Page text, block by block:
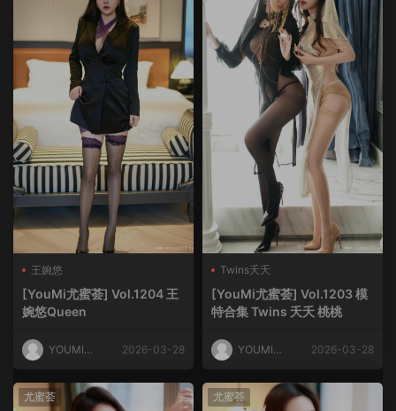
王婉悠
[YouMi尤蜜荟] Vol.1204 王
婉悠Queen
YOUMI尤
2026-03-28
Twins夭夭
[YouMi尤蜜荟] Vol.1203 模
特合集 Twins 夭夭 桃桃
YOUMI尤
2026-03-28
尤蜜荟 尤蜜荟